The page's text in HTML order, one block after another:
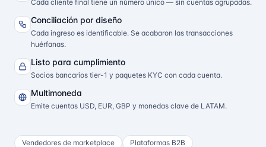
Cada cliente final tiene un número único — sin cuentas agrupadas.
Conciliación por diseño
Cada ingreso es identificable. Se acabaron las transacciones
huérfanas.
Listo para cumplimiento
Socios bancarios tier-1 y paquetes KYC con cada cuenta.
Multimoneda
Emite cuentas USD, EUR, GBP y monedas clave de LATAM.
Vendedores de marketplace
Plataformas B2B